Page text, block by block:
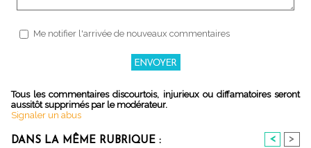
Me notifier l'arrivée de nouveaux commentaires
Tous les commentaires discourtois, injurieux ou diffamatoires seront
aussitôt supprimés par le modérateur.
Signaler un abus
DANS LA MÊME RUBRIQUE : < >